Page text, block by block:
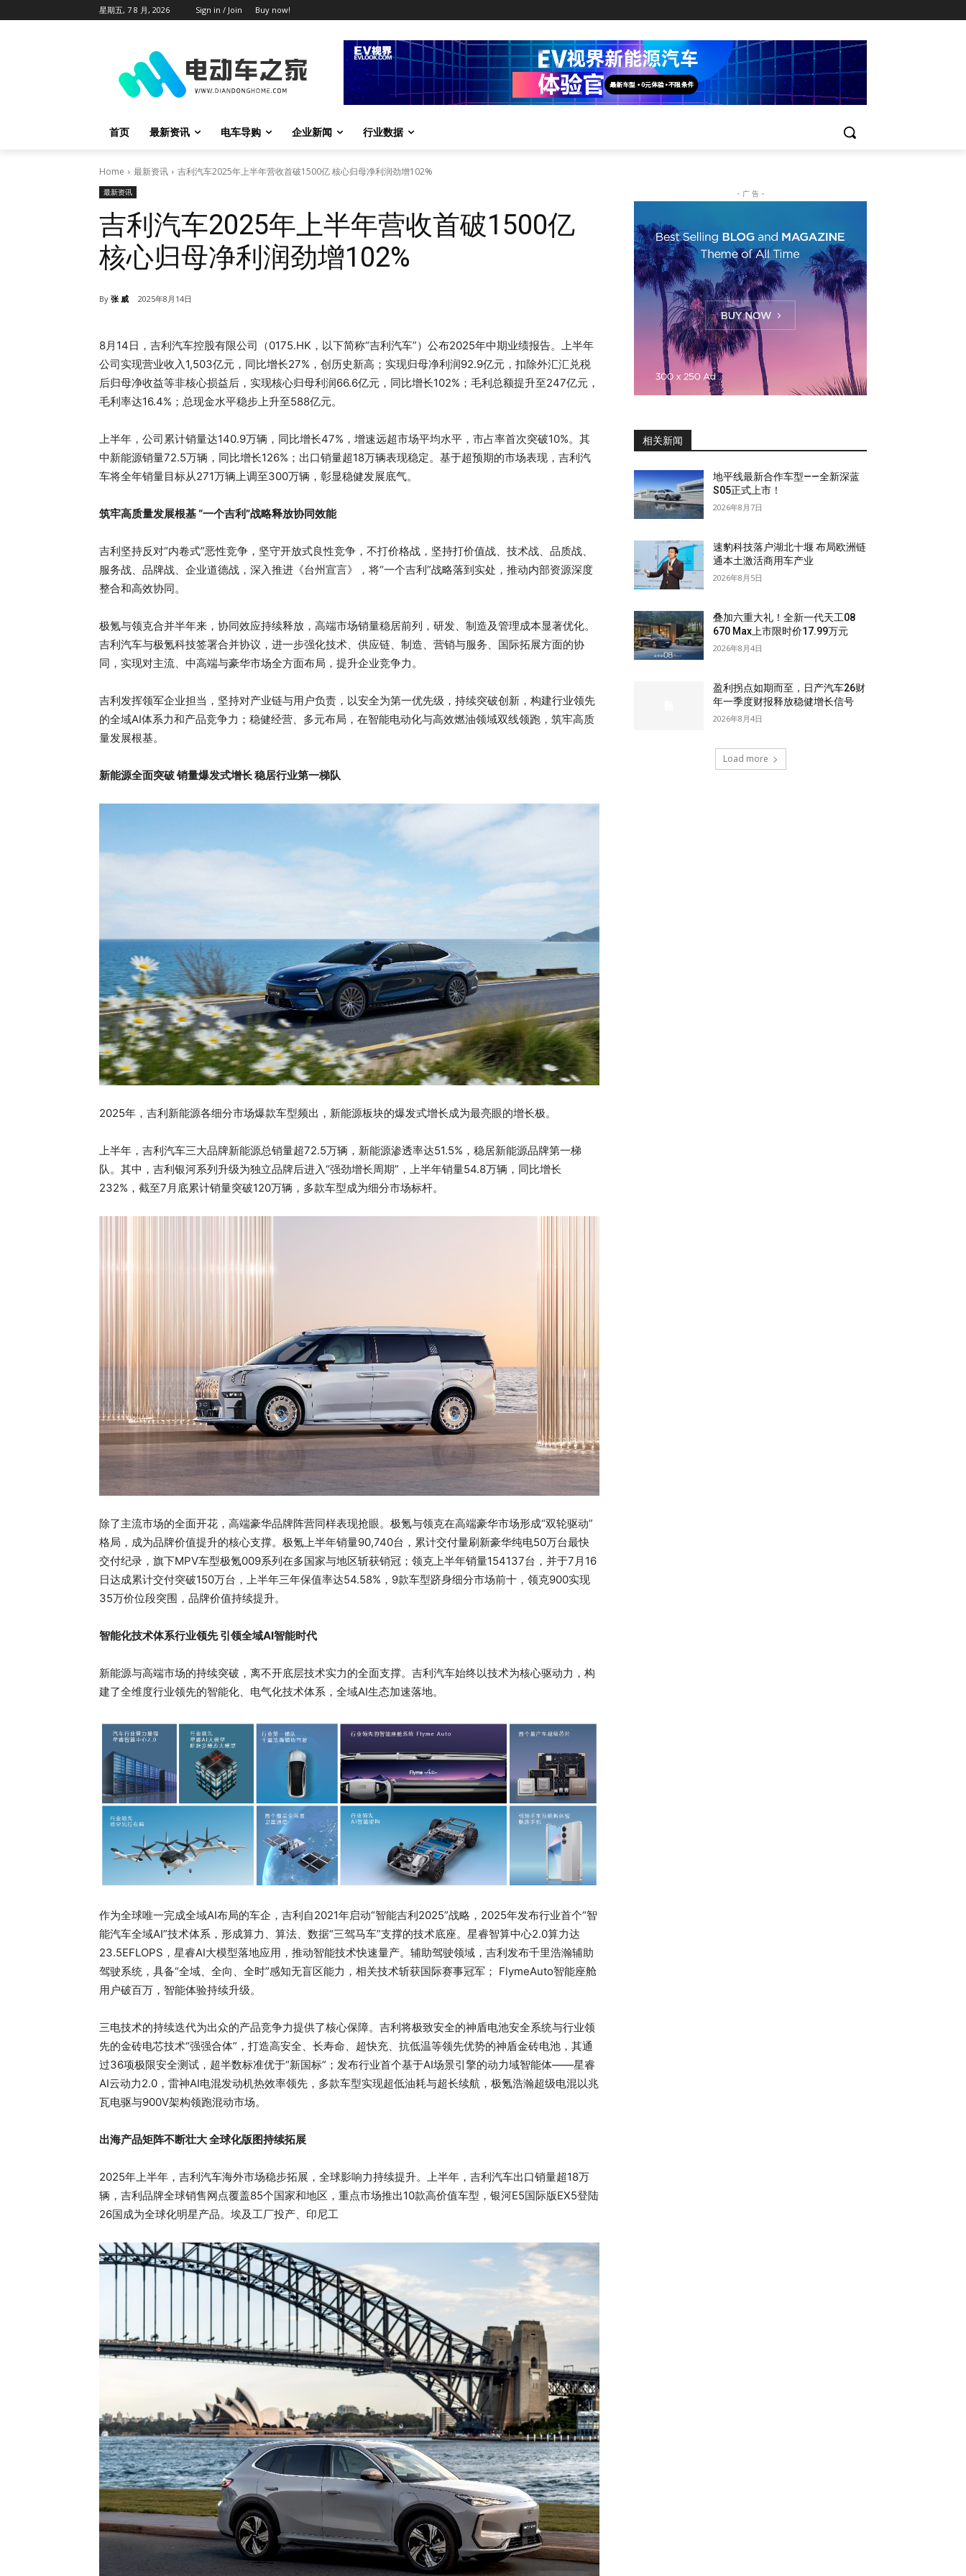
星期五, 7 8 月, 2026 Sign in / Join Buy now!
首页 最新资讯 电车导购 企业新闻 行业数据
Home 最新资讯 吉利汽车2025年上半年营收首破1500亿 核心归母净利润劲增102%
最新资讯
吉利汽车2025年上半年营收首破1500亿
核心归母净利润劲增102%
By 张 威 2025年8月14日
8月14日，吉利汽车控股有限公司（0175.HK，以下简称“吉利汽车”）公布2025年中期业绩报告。上半年
公司实现营业收入1,503亿元，同比增长27%，创历史新高；实现归母净利润92.9亿元，扣除外汇汇兑税
后归母净收益等非核心损益后，实现核心归母利润66.6亿元，同比增长102%；毛利总额提升至247亿元，
毛利率达16.4%；总现金水平稳步上升至588亿元。
上半年，公司累计销量达140.9万辆，同比增长47%，增速远超市场平均水平，市占率首次突破10%。其
中新能源销量72.5万辆，同比增长126%；出口销量超18万辆表现稳定。基于超预期的市场表现，吉利汽
车将全年销量目标从271万辆上调至300万辆，彰显稳健发展底气。
筑牢高质量发展根基 “一个吉利”战略释放协同效能
吉利坚持反对“内卷式”恶性竞争，坚守开放式良性竞争，不打价格战，坚持打价值战、技术战、品质战、
服务战、品牌战、企业道德战，深入推进《台州宣言》，将“一个吉利”战略落到实处，推动内部资源深度
整合和高效协同。
极氪与领克合并半年来，协同效应持续释放，高端市场销量稳居前列，研发、制造及管理成本显著优化。
吉利汽车与极氪科技签署合并协议，进一步强化技术、供应链、制造、营销与服务、国际拓展方面的协
同，实现对主流、中高端与豪华市场全方面布局，提升企业竞争力。
吉利发挥领军企业担当，坚持对产业链与用户负责，以安全为第一优先级，持续突破创新，构建行业领先
的全域AI体系力和产品竞争力；稳健经营、多元布局，在智能电动化与高效燃油领域双线领跑，筑牢高质
量发展根基。
新能源全面突破销量爆发式增长 稳居行业第一梯队
2025年，吉利新能源各细分市场爆款车型频出，新能源板块的爆发式增长成为最亮眼的增长极。
上半年，吉利汽车三大品牌新能源总销量超72.5万辆，新能源渗透率达51.5%，稳居新能源品牌第一梯
队。其中，吉利银河系列升级为独立品牌后进入“强劲增长周期”，上半年销量54.8万辆，同比增长
232%，截至7月底累计销量突破120万辆，多款车型成为细分市场标杆。
除了主流市场的全面开花，高端豪华品牌阵营同样表现抢眼。极氪与领克在高端豪华市场形成“双轮驱动”
格局，成为品牌价值提升的核心支撑。极氪上半年销量90,740台，累计交付量刷新豪华纯电50万台最快
交付纪录，旗下MPV车型极氪009系列在多国家与地区斩获销冠；领克上半年销量154137台，并于7月16
日达成累计交付突破150万台，上半年三年保值率达54.58%，9款车型跻身细分市场前十，领克900实现
35万价位段突围，品牌价值持续提升。
智能化技术体系行业领先 引领全域AI智能时代
新能源与高端市场的持续突破，离不开底层技术实力的全面支撑。吉利汽车始终以技术为核心驱动力，构
建了全维度行业领先的智能化、电气化技术体系，全域AI生态加速落地。
作为全球唯一完成全域AI布局的车企，吉利自2021年启动“智能吉利2025”战略，2025年发布行业首个“智
能汽车全域AI”技术体系，形成算力、算法、数据“三驾马车”支撑的技术底座。星睿智算中心2.0算力达
23.5EFLOPS，星睿AI大模型落地应用，推动智能技术快速量产。辅助驾驶领域，吉利发布千里浩瀚辅助
驾驶系统，具备“全域、全向、全时”感知无盲区能力，相关技术斩获国际赛事冠军； FlymeAuto智能座舱
用户破百万，智能体验持续升级。
三电技术的持续迭代为出众的产品竞争力提供了核心保障。吉利将极致安全的神盾电池安全系统与行业领
先的金砖电芯技术“强强合体”，打造高安全、长寿命、超快充、抗低温等领先优势的神盾金砖电池，其通
过36项极限安全测试，超半数标准优于“新国标”；发布行业首个基于AI场景引擎的动力域智能体——星睿
AI云动力2.0，雷神AI电混发动机热效率领先，多款车型实现超低油耗与超长续航，极氪浩瀚超级电混以兆
瓦电驱与900V架构领跑混动市场。
出海产品矩阵不断壮大 全球化版图持续拓展
2025年上半年，吉利汽车海外市场稳步拓展，全球影响力持续提升。上半年，吉利汽车出口销量超18万
辆，吉利品牌全球销售网点覆盖85个国家和地区，重点市场推出10款高价值车型，银河E5国际版EX5登陆
26国成为全球化明星产品。埃及工厂投产、印尼工
- 广 告 -
相关新闻
地平线最新合作车型——全新深蓝
S05正式上市！
2026年8月7日
速豹科技落户湖北十堰 布局欧洲链
通本土激活商用车产业
2026年8月5日
叠加六重大礼！全新一代天工08
670 Max上市限时价17.99万元
2026年8月4日
盈利拐点如期而至，日产汽车26财
年一季度财报释放稳健增长信号
2026年8月4日
Load more